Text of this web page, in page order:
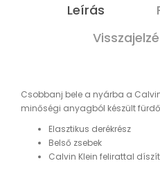
Leírás
Csobbanj bele a nyárba a
minőségi anyagból készült
Elasztikus derékrész
Belső zsebek
Calvin Klein felirattal